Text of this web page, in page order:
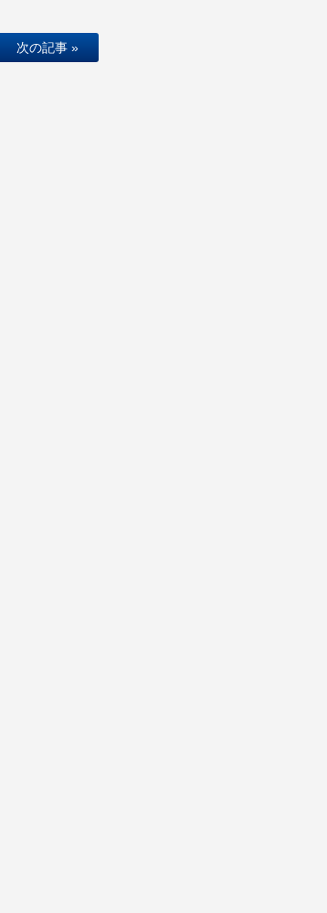
次の記事 »